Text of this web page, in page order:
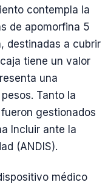
contempla la
de apomorfina 5
destinadas a cubrir
tiene un valor
una
Tanto la
gestionados
Incluir ante la
(ANDIS).
médico